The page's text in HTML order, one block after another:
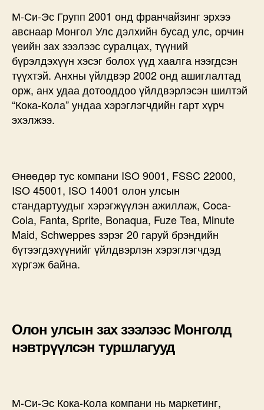
М-Си-Эс Групп 2001 онд франчайзинг эрхээ
авснаар Монгол Улс дэлхийн бусад улс, орчин
үеийн зах зээлээс суралцах, түүний
бүрэлдэхүүн хэсэг болох үүд хаалга нээгдсэн
түүхтэй. Анхны үйлдвэр 2002 онд ашиглалтад
орж, анх удаа дотооддоо үйлдвэрлэсэн шилтэй
“Кока-Кола” ундаа хэрэглэгчдийн гарт хүрч
эхэлжээ.
Өнөөдөр тус компани ISO 9001, FSSC 22000,
ISO 45001, ISO 14001 олон улсын
стандартуудыг хэрэгжүүлэн ажиллаж, Coca-
Cola, Fanta, Sprite, Bonaqua, Fuze Tea, Minute
Maid, Schweppes зэрэг 20 гаруй брэндийн
бүтээгдэхүүнийг үйлдвэрлэн хэрэглэгчдэд
хүргэж байна.
Олон улсын зах зээлээс Монголд
нэвтрүүлсэн туршлагууд
М-Си-Эс Кока-Кола компани нь маркетинг,